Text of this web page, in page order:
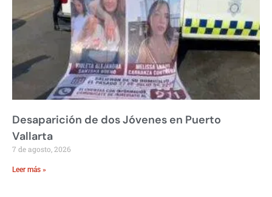
Desaparición de dos Jóvenes en Puerto
Vallarta
7 de agosto, 2026
Leer más »